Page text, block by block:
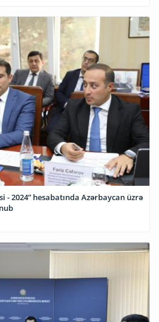
- 2024” hesabatında Azərbaycan üzrə